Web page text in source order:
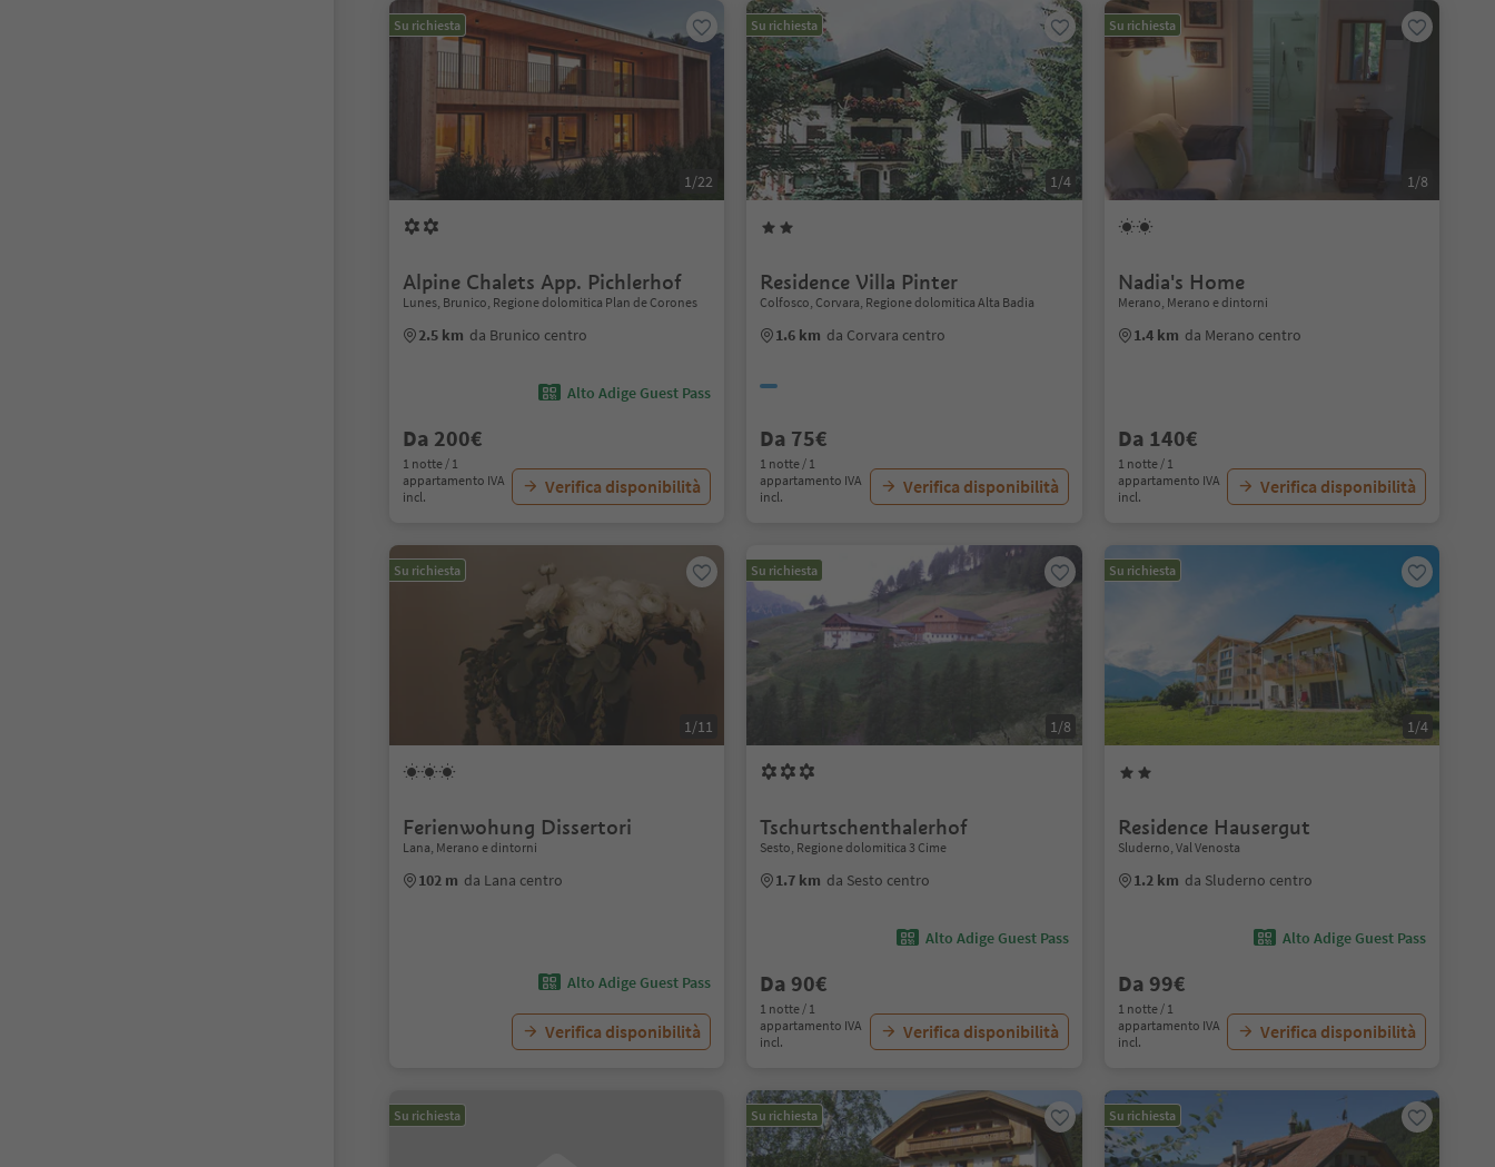
Su richiesta
1/22
Alpine Chalets App. Pichlerhof
Lunes, Brunico, Regione dolomitica Plan de Corones
2.5 km da Brunico centro
Alto Adige Guest Pass
Da 200€
1 notte / 1
appartamento IVA
incl.
Verifica disponibilità
Su richiesta
1/4
Residence Villa Pinter
Colfosco, Corvara, Regione dolomitica Alta Badia
1.6 km da Corvara centro
Da 75€
1 notte / 1
appartamento IVA
incl.
Verifica disponibilità
Su richiesta
1/8
Nadia's Home
Merano, Merano e dintorni
1.4 km da Merano centro
Da 140€
1 notte / 1
appartamento IVA
incl.
Verifica disponibilità
Su richiesta
1/11
Ferienwohung Dissertori
Lana, Merano e dintorni
102 m da Lana centro
Alto Adige Guest Pass
Verifica disponibilità
Su richiesta
1/8
Tschurtschenthalerhof
Sesto, Regione dolomitica 3 Cime
1.7 km da Sesto centro
Alto Adige Guest Pass
Da 90€
1 notte / 1
appartamento IVA
incl.
Verifica disponibilità
Su richiesta
1/4
Residence Hausergut
Sluderno, Val Venosta
1.2 km da Sluderno centro
Alto Adige Guest Pass
Da 99€
1 notte / 1
appartamento IVA
incl.
Verifica disponibilità
Su richiesta Su richiesta Su richiesta